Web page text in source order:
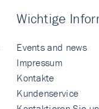
Wichtige
Events and news
Impressum
Kontakte
Kundenservice